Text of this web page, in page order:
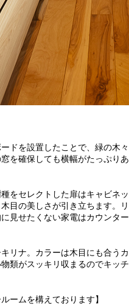
ドを設置したことで、緑の木々
を確保しても横幅がたっぷりあ
をセレクトした扉はキャビネッ
目の美しさが引き立ちます。リ
見せたくない家電はカウンター
リナ。カラーは木目にも合うカ
類がスッキリ収まるのでキッチ
ームを構えております】